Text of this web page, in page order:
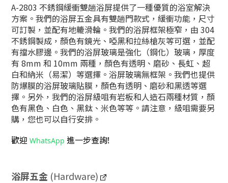
A-2803 不銹鋼緩衝雙趟浴屏提供了一種優質的浴室解決
方案。我們的浴屏五金具有雙趟門款式，緩衝功能，尺寸
可訂製，並配有地轆滑輪。我們的浴屏框架極窄，由 304
不銹鋼製成，顏色有鏡光、啞黑和拉絲槍灰等可選，並配
有擋水膠邊。我們的浴屏玻璃是強化（鋼化）玻璃，厚度
有 8mm 和 10mm 兩種，顏色有透明、磨砂、長虹、超
白和納米（易潔）等選擇。浴屏玻璃無框架。我們也提供
防爆膜的浴屏玻璃貼膜，顏色有透明、磨砂和黑透等選
擇。另外，我們的浴屏級咀有岩板和人造石兩種材質，顏
色有黑色、白色、黑鈦、米色等等。請注意，級咀需要另
購，您也可以自行安排。
歡迎 WhatsApp 進一步查詢!
浴屏五金 (Hardware)